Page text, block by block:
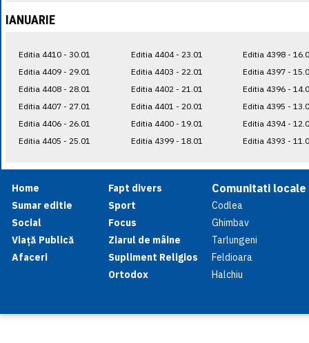
IANUARIE
Editia 4410 - 30.01
Editia 4409 - 29.01
Editia 4408 - 28.01
Editia 4407 - 27.01
Editia 4406 - 26.01
Editia 4405 - 25.01
Editia 4404 - 23.01
Editia 4403 - 22.01
Editia 4402 - 21.01
Editia 4401 - 20.01
Editia 4400 - 19.01
Editia 4399 - 18.01
Editia 4398 -
Editia 4397 -
Editia 4396 -
Editia 4395 -
Editia 4394 -
Editia 4393 -
Home
Sumar editie
Social
Viață Publică
Afaceri
Fapt divers
Sport
Focus
Ziarul de mâine
Supliment Religios
Ortodox
Comunitati locale
Codlea
Ghimbav
Tarlungeni
Feldioara
Halchiu